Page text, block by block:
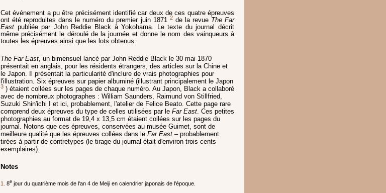
Cet événement a pu être précisément identifié car deux de ces quatre épreuves
ont été reproduites dans le numéro du premier juin 1871 2 de la revue The Far
East publiée par John Reddie Black à Yokohama. Le texte du journal décrit
même précisément le déroulé de la journée et donne le nom des vainqueurs à
toutes les épreuves ainsi que les lots obtenus.
The Far East, un bimensuel lancé par John Reddie Black le 30 mai 1870
présentait en anglais, pour les résidents étrangers, des articles sur la Chine et
le Japon. Il présentait la particularité d'inclure de vrais photographies pour
l'illustration. Six épreuves sur papier albuminé (illustrant principalement le Japon
3 ) étaient collées sur les pages de chaque numéro. Au Japon, Black a collaboré
avec de nombreux photographes : William Saunders, Raimund von Stillfried,
Suzuki Shin'ichi I et ici, probablement, l'atelier de Felice Beato. Cette page rare
comprend deux épreuves du type de celles utilisées par le Far East. Ces petites
photographies au format de 19,4 x 13,5 cm étaient collées sur les pages du
journal. Notons que ces épreuves, conservées au musée Guimet, sont de
meilleure qualité que les épreuves collées dans le Far East – probablement
tirées à partir de contretypes (le tirage du journal était d'environ trois cents
exemplaires).
Notes
1. 8e jour du quatrième mois de l'an 4 de Meiji en calendrier japonais de l'époque.